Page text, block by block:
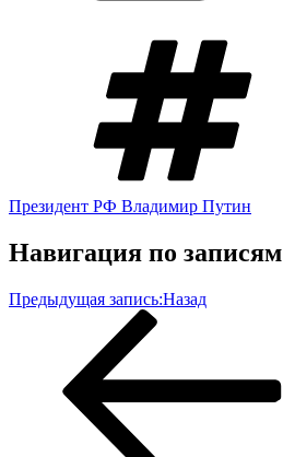
Президент РФ Владимир Путин
Навигация по записям
Предыдущая запись:Назад